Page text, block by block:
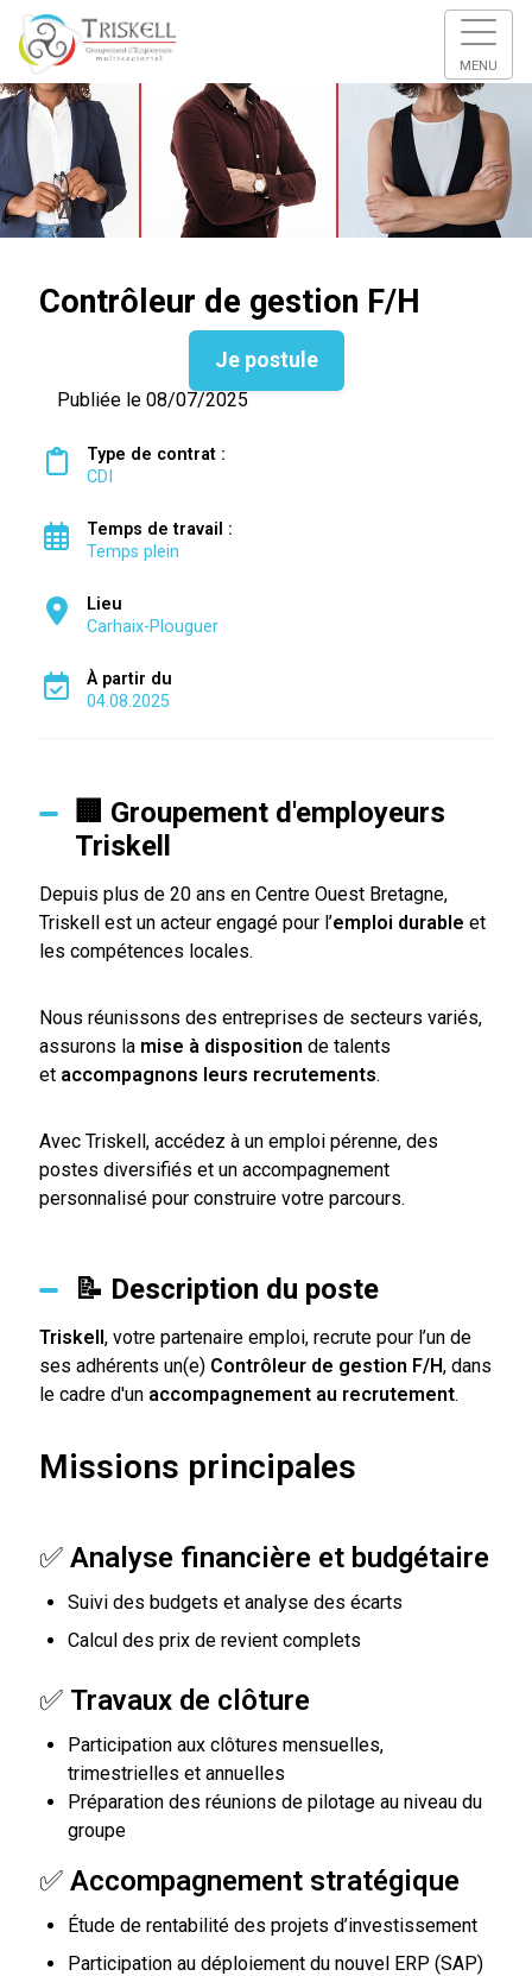
MENU
Contrôleur de gestion F/H
Je postule
Publiée le 08/07/2025
Type de contrat :
CDI
Temps de travail :
Temps plein
Lieu
Carhaix-Plouguer
À partir du
04.08.2025
🏢 Groupement d'employeurs
Triskell
Depuis plus de 20 ans en Centre Ouest Bretagne,
Triskell est un acteur engagé pour l’emploi durable et
les compétences locales.
Nous réunissons des entreprises de secteurs variés,
assurons la mise à disposition de talents
et accompagnons leurs recrutements.
Avec Triskell, accédez à un emploi pérenne, des
postes diversifiés et un accompagnement
personnalisé pour construire votre parcours.
📝 Description du poste
Triskell, votre partenaire emploi, recrute pour l’un de
ses adhérents un(e) Contrôleur de gestion F/H, dans
le cadre d'un accompagnement au recrutement.
Missions principales
✅ Analyse financière et budgétaire
Suivi des budgets et analyse des écarts
Calcul des prix de revient complets
✅ Travaux de clôture
Participation aux clôtures mensuelles,
trimestrielles et annuelles
Préparation des réunions de pilotage au niveau du
groupe
✅ Accompagnement stratégique
Étude de rentabilité des projets d’investissement
Participation au déploiement du nouvel ERP (SAP)